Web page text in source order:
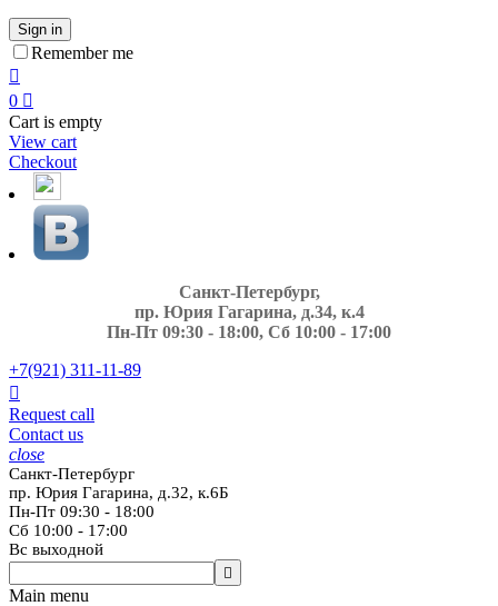
Sign in
Remember me

0 
Cart is empty
View cart
Checkout
Санкт-Петербург,
пр. Юрия Гагарина, д.34, к.4
Пн-Пт 09:30 - 18:00, Сб 10:00 - 17:00
+7(921) 311-11-89

Request call
Contact us
close
Санкт-Петербург
пр. Юрия Гагарина, д.32, к.6Б
Пн-Пт 09:30 - 18:00
Сб 10:00 - 17:00
Вс выходной

Main menu